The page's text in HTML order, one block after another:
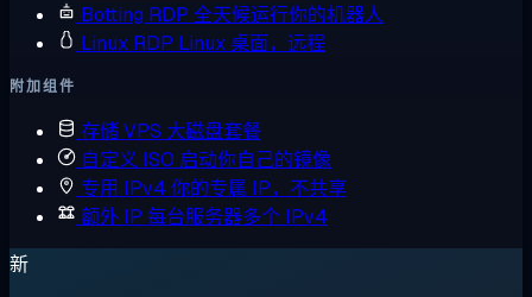
Botting RDP 全天候运行你的机器人
Linux RDP Linux 桌面，远程
附加组件
存储 VPS 大磁盘套餐
自定义 ISO 启动你自己的镜像
专用 IPv4 你的专属 IP，不共享
额外 IP 每台服务器多个 IPv4
新